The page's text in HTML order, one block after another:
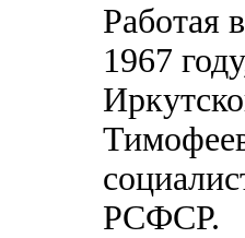
Работая
1967
РСФСР.